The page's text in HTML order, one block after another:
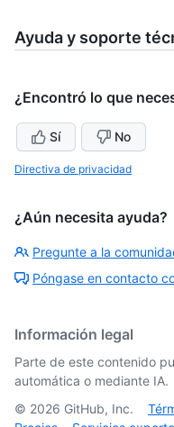
Ayuda y soporte
¿Encontró lo que
Sí No
Directiva de privacidad
¿Aún necesita ayuda?
Pregunte a la
Póngase en contacto
Información legal
Parte de este contenido
automática o mediante IA.
© 2026 GitHub, Inc.